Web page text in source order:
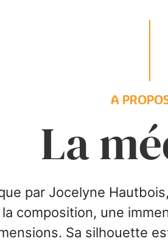
A
La
par Jocelyne
composition, une
Sa silhouette